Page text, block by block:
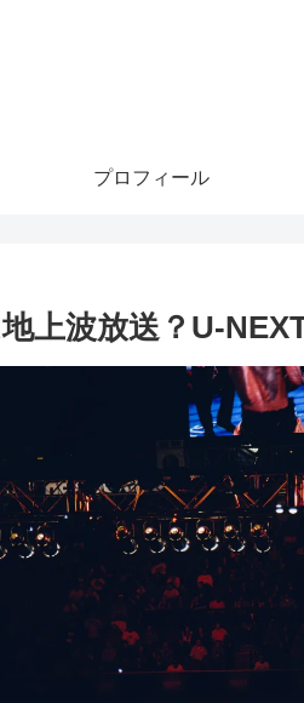
プロフィール
上波放送？U-